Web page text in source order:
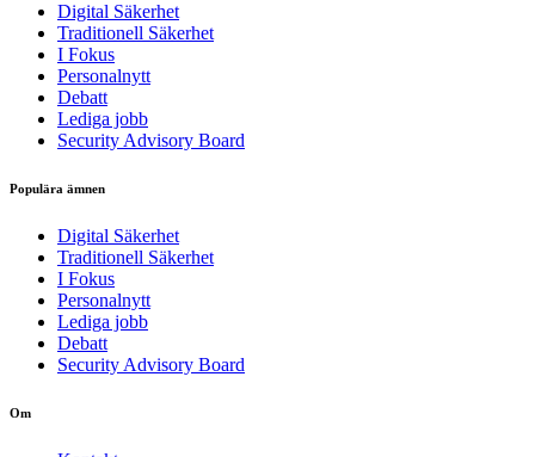
Digital Säkerhet
Traditionell Säkerhet
I Fokus
Personalnytt
Debatt
Lediga jobb
Security Advisory Board
Populära ämnen
Digital Säkerhet
Traditionell Säkerhet
I Fokus
Personalnytt
Lediga jobb
Debatt
Security Advisory Board
Om